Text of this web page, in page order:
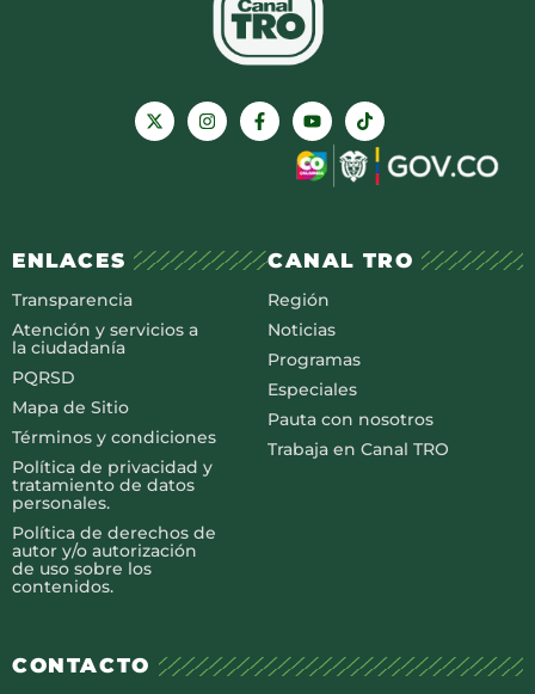
ENLACES
Transparencia
Atención y servicios a
la ciudadanía
PQRSD
Mapa de Sitio
Términos y condiciones
Política de privacidad y
tratamiento de datos
personales.
Política de derechos de
autor y/o autorización
de uso sobre los
contenidos.
CANAL TRO
Región
Noticias
Programas
Especiales
Pauta con nosotros
Trabaja en Canal TRO
CONTACTO